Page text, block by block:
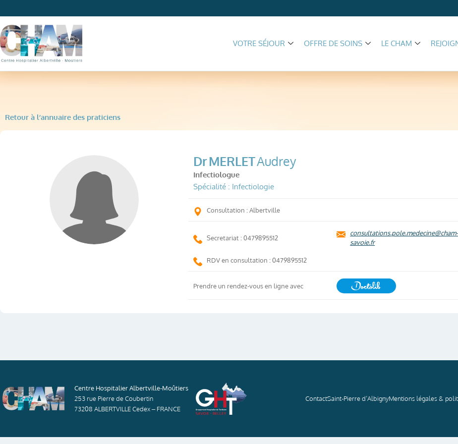
VOTRE SÉJOUR OFFRE DE SOINS LE CHAM
Retour à l’annuaire des praticiens
DrMERLETAudrey
Infectiologue
Spécialité : Infectiologie
Consultation : Albertville
Secretariat : 0479895512
consultations.pole.medecine@cham-
savoie.fr
RDV en consultation : 0479895512
Prendre un rendez-vous en ligne avec
Centre Hospitalier Albertville-Moûtiers
253 rue Pierre de Coubertin
73208 ALBERTVILLE Cedex – FRANCE
ContactSaint-Pierre d’AlbignyMentions légales &